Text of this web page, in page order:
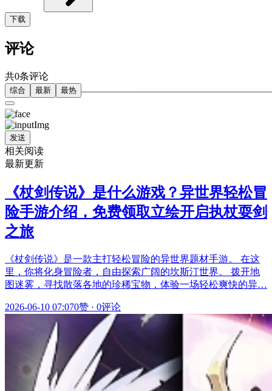
下载
评论
共0条评论
综合 最新 最热
发送
相关阅读
最新更新
《杖剑传说》是什么游戏？异世界轻松冒
险手游介绍，免费领取立绘开启执杖耍剑
之旅
《杖剑传说》是一款主打轻松冒险的异世界题材手游。 在这
里，你将化身冒险者，自由探索广阔的坎斯汀世界。 拨开地
图迷雾，寻找散落各地的珍稀宝物，体验一场轻松爽快的异…
2026-06-10 07:070赞 · 0评论